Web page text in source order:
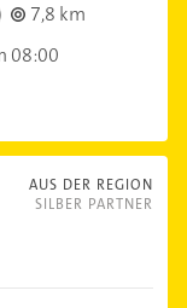
7,8 km
08:00
AUS DER REGION
SILBER PARTNER